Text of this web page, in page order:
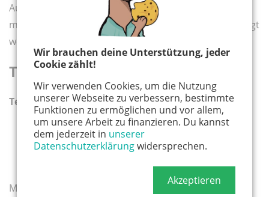
Wir brauchen deine Unterstützung, jeder
Cookie zählt!
Wir verwenden Cookies, um die Nutzung
unserer Webseite zu verbessern, bestimmte
Funktionen zu ermöglichen und vor allem,
um unsere Arbeit zu finanzieren. Du kannst
dem jederzeit in unserer
Datenschutzerklärungwidersprechen.
Akzeptieren
Auf Wunsch läuft die Kamera bei der jeweiligen Szene
mit und das Ergebnis kann zu Hause voller Stolz gezeigt
werden.
Termine und Kosten
Termine:
23.08.2026
26.09.2026
Maximale Teilnehmeranzahl: 10 Jugendliche